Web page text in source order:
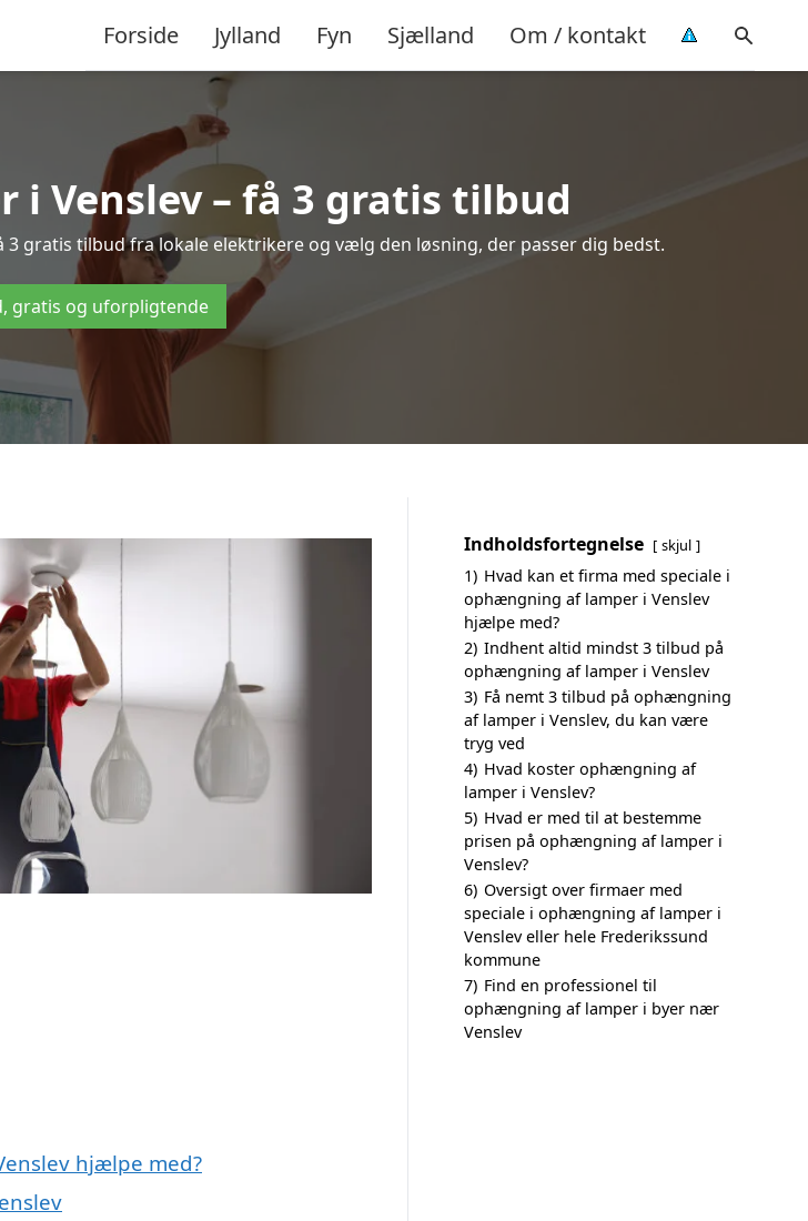
Forside Jylland Fyn Sjælland Om / kontakt
Venslev – få 3 gratis tilbud
gratis tilbud fra lokale elektrikere og vælg den løsning, der passer dig bedst.
gratis og uforpligtende
hjælpe med?
Indholdsfortegnelse skjul
1) Hvad kan et firma med speciale i
ophængning af lamper i Venslev
hjælpe med?
2) Indhent altid mindst 3 tilbud på
ophængning af lamper i Venslev
3) Få nemt 3 tilbud på ophængning
af lamper i Venslev, du kan være
tryg ved
4) Hvad koster ophængning af
lamper i Venslev?
5) Hvad er med til at bestemme
prisen på ophængning af lamper i
Venslev?
6) Oversigt over firmaer med
speciale i ophængning af lamper i
Venslev eller hele Frederikssund
kommune
7) Find en professionel til
ophængning af lamper i byer nær
Venslev